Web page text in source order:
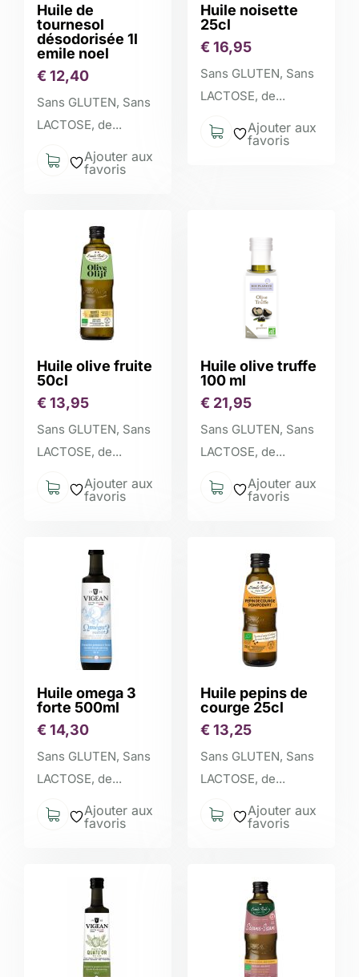
Huile de
tournesol
désodorisée 1l
emile noel
€ 12,40
Sans GLUTEN, Sans
LACTOSE, de...
Ajouter aux
favoris
Huile noisette
25cl
€ 16,95
Sans GLUTEN, Sans
LACTOSE, de...
Ajouter aux
favoris
Huile olive fruite
50cl
€ 13,95
Sans GLUTEN, Sans
LACTOSE, de...
Ajouter aux
favoris
Huile olive truffe
100 ml
€ 21,95
Sans GLUTEN, Sans
LACTOSE, de...
Ajouter aux
favoris
Huile omega 3
forte 500ml
€ 14,30
Sans GLUTEN, Sans
LACTOSE, de...
Ajouter aux
favoris
Huile pepins de
courge 25cl
€ 13,25
Sans GLUTEN, Sans
LACTOSE, de...
Ajouter aux
favoris